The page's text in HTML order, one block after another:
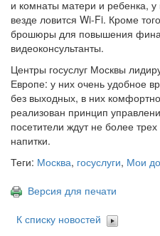
и комнаты матери и ребенка, у
везде ловится Wi-Fi. Кроме
брошюры для повышения
видеоконсультанты.
Центры госуслуг Москвы
Европе: у них очень удобное
без выходных, в них
реализован принцип
посетители ждут не более
напитки.
Теги: Москва, госуслуги, Мои
Версия для печати
К списку новостей